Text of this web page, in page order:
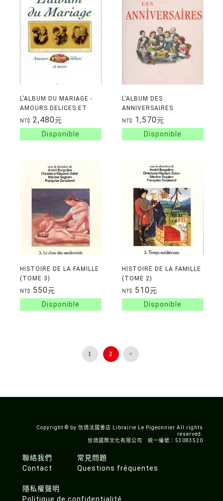
L'ALBUM DU MARIAGE -
AMOURS DELICES ET
NOCES
NT$ 2,480元
L'ALBUM DES
ANNIVERSAIRES
NT$ 1,570元
HISTOIRE DE LA FAMILLE
(TOME 3)
NT$ 550元
HISTOIRE DE LA FAMILLE
(TOME 2)
NT$ 510元
1 2 <
Copyright © by 信鴿法國書店 Librairie Le Pigeonnier All rights
reserved.
信鴿國際文化有限公司 統一編號：53083520
聯絡我們
Contact
常見問題
Questions fréquentes
隱私權聲明
Politique de confidentialité